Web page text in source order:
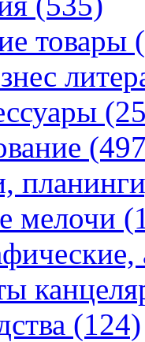
товары
мелочи
(124)